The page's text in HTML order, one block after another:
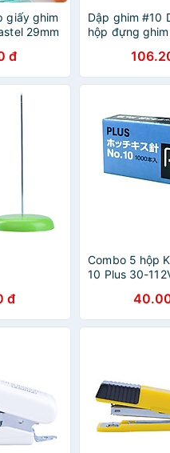
giấy ghim
29mm
học sinh
tiện lợi
đ
Dập ghim #10
hộp đựng
đ
Combo 5 hộp
10 Plus 30-